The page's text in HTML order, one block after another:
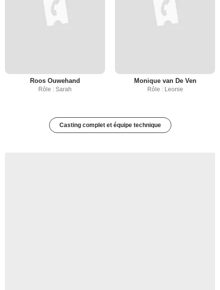
Roos Ouwehand
Rôle : Sarah
Monique van De Ven
Rôle : Leonie
Casting complet et équipe technique